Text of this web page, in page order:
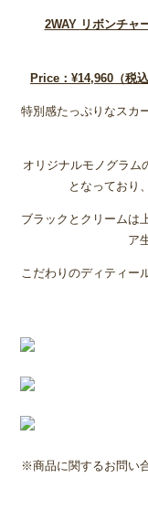
2WAY リボンチャ
Price ：¥14,960 （税
特別感たっぷりなスカ
オリジナルモノグラム
となっており
ブラックとクリームは
ア
こだわりのディティー
※商品に関するお問い